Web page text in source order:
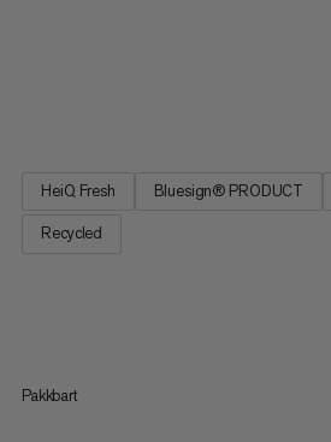
HeiQ Fresh Bluesign® PRODUCT
Recycled
Pakkbart